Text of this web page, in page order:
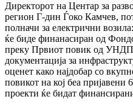
Директорот на Центар за
регион Г-дин Ѓоко Камчев,
полначи за електрични
ќе биде финанасиран од
преку Првиот повик од УНДП
документација за
оценет како најдобар со
повикот на кој беа
проекти ќе бидат